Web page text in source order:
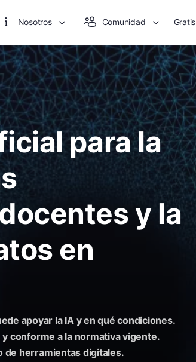
Nosotros Comunidad Gratis
para la
y la
en
apoyar la IA y en qué condiciones.
conforme a la normativa vigente.
de herramientas digitales.